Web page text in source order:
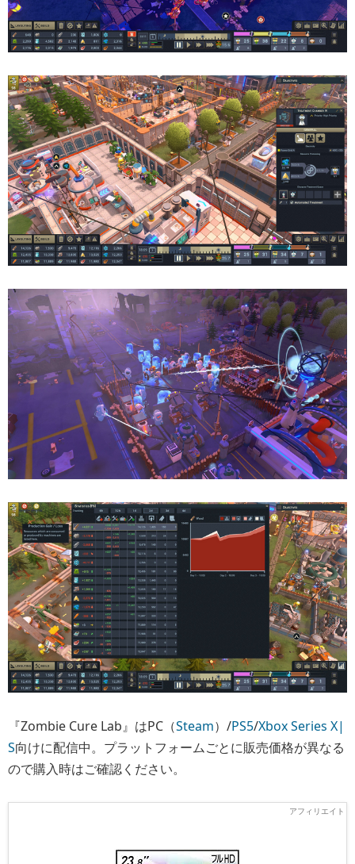
『Zombie Cure Lab』はPC（Steam）/PS5/Xbox Series X|
S向けに配信中。プラットフォームごとに販売価格が異なる
ので購入時はご確認ください。